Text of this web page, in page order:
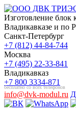
Изготовление блок
Владикавказе и по
Санкт-Петербург
+7 (812) 44-84-744
Москва
+7 (495) 22-33-841
Владикавказ
+7 800 3334-871
бесплатно со всех телефонов
info@dvk-modul.ru